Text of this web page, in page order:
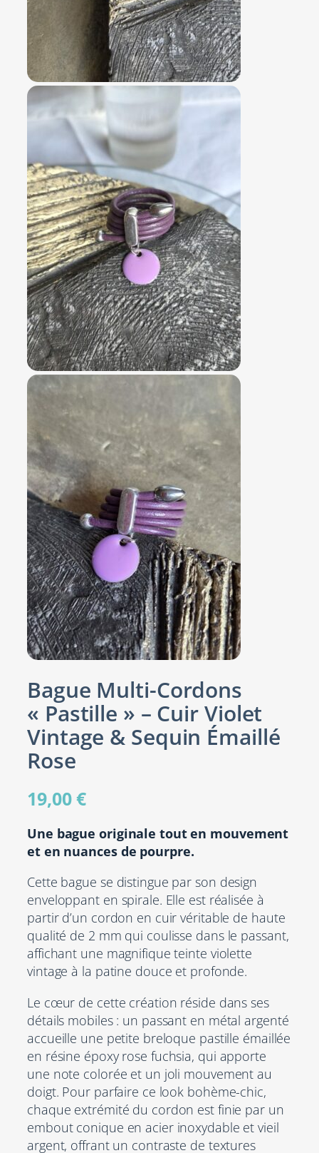
Bague Multi-Cordons
« Pastille » – Cuir Violet
Vintage & Sequin Émaillé
Rose
19,00€
Une bague originale tout en mouvement
et en nuances de pourpre.
Cette bague se distingue par son design
enveloppant en spirale. Elle est réalisée à
partir d’un cordon en cuir véritable de haute
qualité de 2 mm qui coulisse dans le passant,
affichant une magnifique teinte violette
vintage à la patine douce et profonde.
Le cœur de cette création réside dans ses
détails mobiles : un passant en métal argenté
accueille une petite breloque pastille émaillée
en résine époxy rose fuchsia, qui apporte
une note colorée et un joli mouvement au
doigt. Pour parfaire ce look bohème-chic,
chaque extrémité du cordon est finie par un
embout conique en acier inoxydable et vieil
argent, offrant un contraste de textures